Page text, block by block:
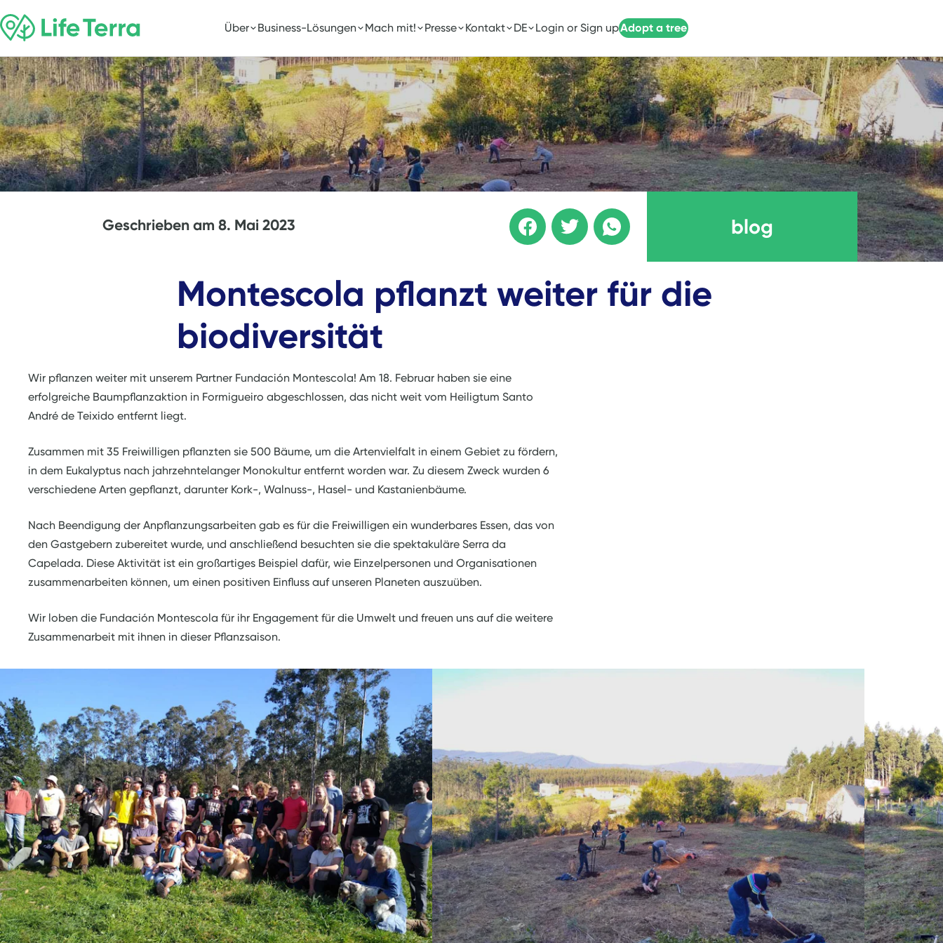
Über Business-Lösungen Mach mit! Presse Kontakt DE Login or Sign upAdopt a tree
Geschrieben am 8. Mai 2023 blog
Montescola pflanzt weiter für die
biodiversität
Wir pflanzen weiter mit unserem Partner Fundación Montescola! Am 18. Februar haben sie eine
erfolgreiche Baumpflanzaktion in Formigueiro abgeschlossen, das nicht weit vom Heiligtum Santo
André de Teixido entfernt liegt.
Zusammen mit 35 Freiwilligen pflanzten sie 500 Bäume, um die Artenvielfalt in einem Gebiet zu fördern,
in dem Eukalyptus nach jahrzehntelanger Monokultur entfernt worden war. Zu diesem Zweck wurden 6
verschiedene Arten gepflanzt, darunter Kork-, Walnuss-, Hasel- und Kastanienbäume.
Nach Beendigung der Anpflanzungsarbeiten gab es für die Freiwilligen ein wunderbares Essen, das von
den Gastgebern zubereitet wurde, und anschließend besuchten sie die spektakuläre Serra da
Capelada. Diese Aktivität ist ein großartiges Beispiel dafür, wie Einzelpersonen und Organisationen
zusammenarbeiten können, um einen positiven Einfluss auf unseren Planeten auszuüben.
Wir loben die Fundación Montescola für ihr Engagement für die Umwelt und freuen uns auf die weitere
Zusammenarbeit mit ihnen in dieser Pflanzsaison.